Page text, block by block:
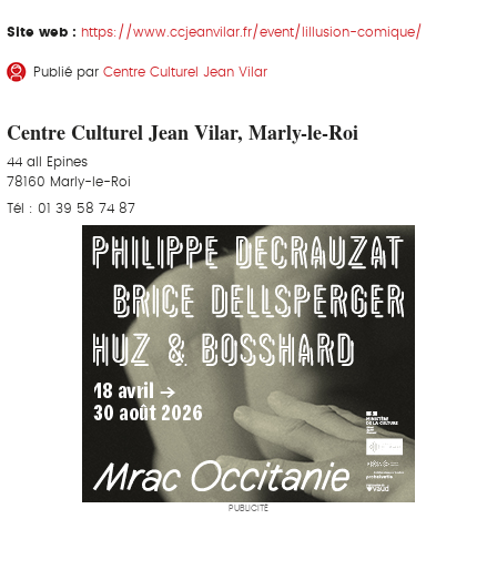
Site web : https://www.ccjeanvilar.fr/event/lillusion-comique/
Publié par Centre Culturel Jean Vilar
Centre Culturel Jean Vilar, Marly-le-Roi
44 all Epines
78160 Marly-le-Roi
Tél : 01 39 58 74 87
PUBLICITÉ